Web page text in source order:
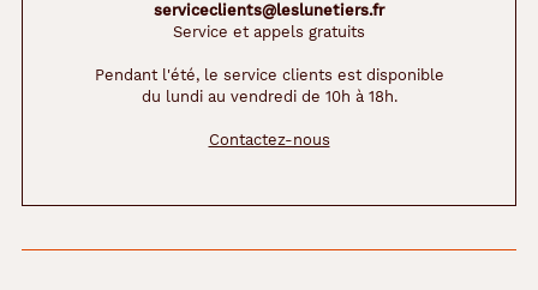
serviceclients@leslunetiers.fr
Service et appels gratuits
Pendant l'été, le service clients est disponible
du lundi au vendredi de 10h à 18h.
Contactez-nous